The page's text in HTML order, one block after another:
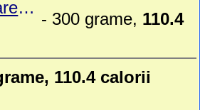
Ciorba perisoare cu carne amestec
- 300 grame, 110.4
110.4 calorii